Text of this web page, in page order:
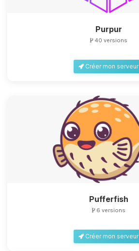
Purpur
40 versions
Créer mon serveur
Pufferfish
6 versions
Créer mon serveur